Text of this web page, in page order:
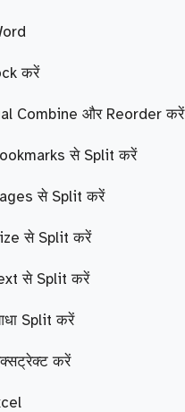
करें
Combine और Reorder करें
से Split करें
से Split करें
से Split करें
से Split करें
Split करें
करें